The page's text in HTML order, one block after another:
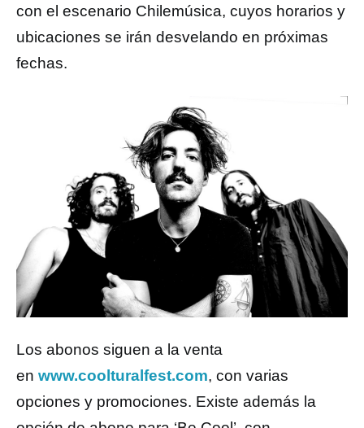
con el escenario Chilemúsica, cuyos horarios y
ubicaciones se irán desvelando en próximas
fechas.
Los abonos siguen a la venta
en www.coolturalfest.com, con varias
opciones y promociones. Existe además la